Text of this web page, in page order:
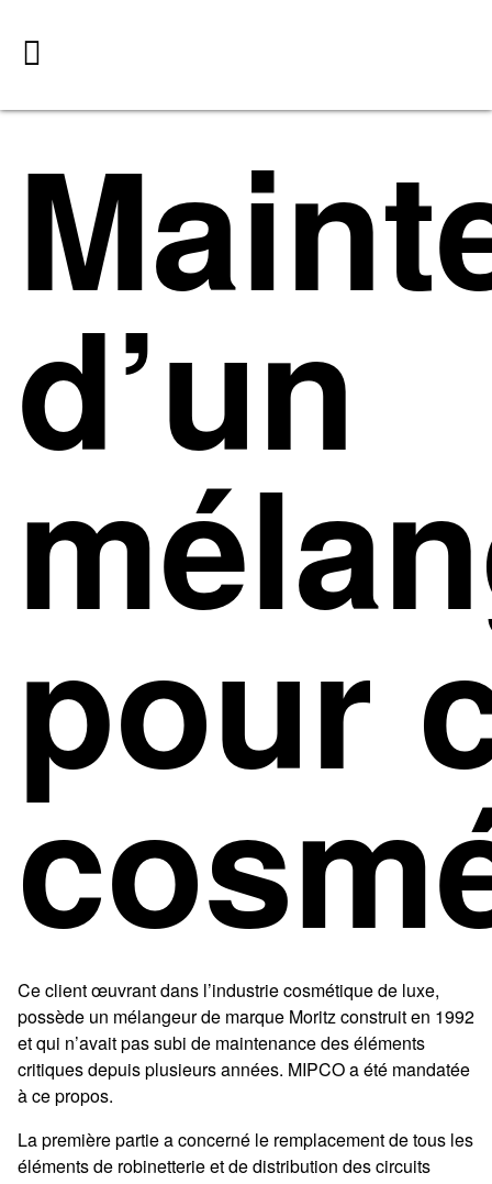
d’un
pour
Ce client œuvrant dans l’industrie cosmétique de luxe,
possède un mélangeur de marque Moritz construit en 1992
et qui n’avait pas subi de maintenance des éléments
critiques depuis plusieurs années. MIPCO a été mandatée
à ce propos.
La première partie a concerné le remplacement de tous les
éléments de robinetterie et de distribution des circuits